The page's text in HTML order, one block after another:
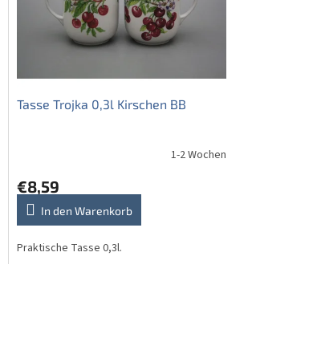
Tasse Trojka 0,3l Kirschen BB
1-2 Wochen
€8,59
In den Warenkorb
Praktische Tasse 0,3l.